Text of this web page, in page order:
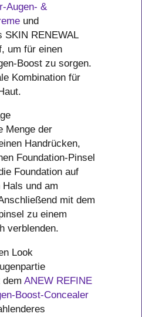
Augen- &
und
SKIN RENEWAL
um für einen
Boost zu sorgen.
Kombination für
Menge der
Handrücken,
Foundation-Pinsel
Foundation auf
und am
mit dem
zu einem
verblenden.
Look
ANEW REFINE
Boost-Concealer